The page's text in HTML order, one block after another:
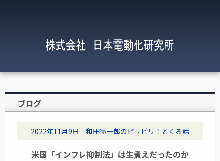
ブログ
2022年11月9日 和田憲一郎のビリビリ！とくる話
米国「インフレ抑制法」は生煮えだったのか